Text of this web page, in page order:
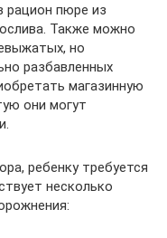
рацион пюре из
Также можно
но
разбавленных
магазинную
они могут
ребенку требуется
несколько